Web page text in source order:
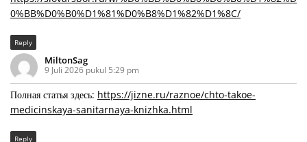
0%BB%D0%B0%D1%81%D0%B8%D1%82%D1%8C/
Reply
MiltonSag
9 Juli 2026 pukul 5:29 pm
Полная статья здесь: https://jizne.ru/raznoe/chto-takoe-
medicinskaya-sanitarnaya-knizhka.html
Reply